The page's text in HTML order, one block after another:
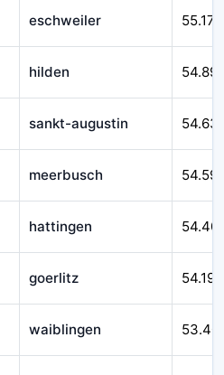
eschweiler 55.171
hilden
sankt-augustin 54.631
meerbusch
hattingen
goerlitz 54.193
waiblingen